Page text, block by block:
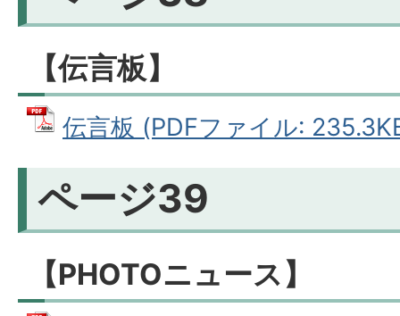
【伝言板】
伝言板 (PDFファイル:
ページ39
【PHOTOニュース】